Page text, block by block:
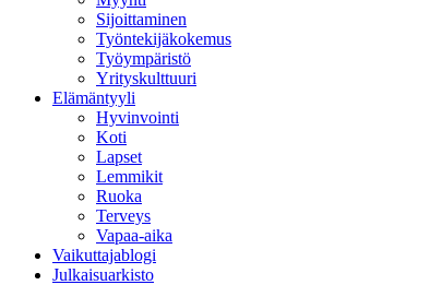
Sijoittaminen
Työntekijäkokemus
Työympäristö
Yrityskulttuuri
Elämäntyyli
Hyvinvointi
Koti
Lapset
Lemmikit
Ruoka
Terveys
Vapaa-aika
Vaikuttajablogi
Julkaisuarkisto